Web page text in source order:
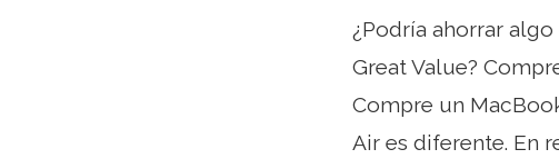
¿Podría ahorrar
Great Value?
Compre un
Air es diferente. En